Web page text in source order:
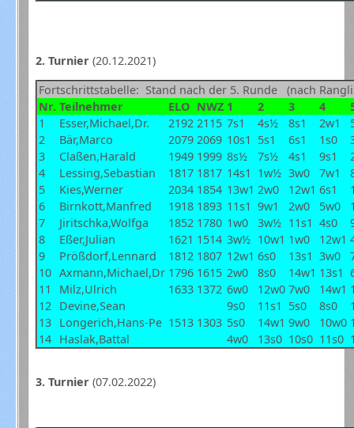
2. Turnier(20.12.2021)
Fortschrittstabelle: Stand nach der 5. Runde (nach
Nr. Teilnehmer ELO NWZ 1 2 3 4
1
Esser,Michael,Dr. 2192 2115 7s1 4s½ 8s1 2w1
2
Bär,Marco 2079 2069 10s1 5s1 6s1 1s0
3
Claßen,Harald 1949 1999 8s½ 7s½ 4s1 9s1
4
Lessing,Sebastian 1817 1817 14s1 1w½ 3w0 7w1
5
Kies,Werner 2034 1854 13w1 2w0 12w1 6s1
6
Birnkott,Manfred 1918 1893 11s1 9w1 2w0 5w0
7
Jiritschka,Wolfga 1852 1780 1w0 3w½ 11s1 4s0
8
Eßer,Julian 1621 1514 3w½ 10w1 1w0 12w1
9
Prößdorf,Lennard 1812 1807 12w1 6s0 13s1 3w0
10 Axmann,Michael,Dr 1796 1615 2w0 8s0 14w1 13s1
11
Milz,Ulrich 1633 1372 6w0 12w0 7w0 14w1
12 Devine,Sean 9s0 11s1 5s0 8s0
13 Longerich,Hans-Pe 1513 1303 5s0 14w1 9w0 10w0
14 Haslak,Battal 4w0 13s0 10s0 11s0
3. Turnier(07.02.2022)